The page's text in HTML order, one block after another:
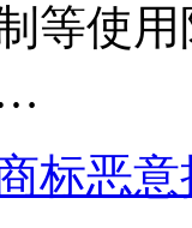
等使
标恶